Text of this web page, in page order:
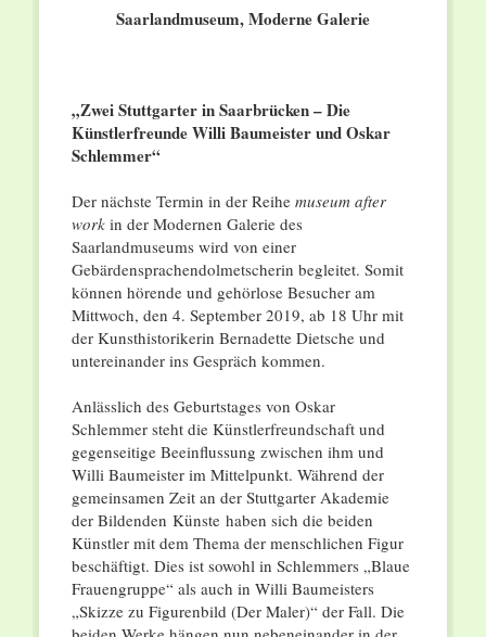
Saarlandmuseum, Moderne Galerie
„Zwei Stuttgarter in Saarbrücken – Die
Künstlerfreunde Willi Baumeister und Oskar
Schlemmer“
Der nächste Termin in der Reihe museum after
workin der Modernen Galerie des
Saarlandmuseums wird von einer
Gebärdensprachendolmetscherin begleitet. Somit
können hörende und gehörlose Besucher am
Mittwoch, den 4. September 2019, ab 18 Uhr mit
der Kunsthistorikerin Bernadette Dietsche und
untereinander ins Gespräch kommen.
Anlässlich des Geburtstages von Oskar
Schlemmer steht die Künstlerfreundschaft und
gegenseitige Beeinflussung zwischen ihm und
Willi Baumeister im Mittelpunkt. Während der
gemeinsamen Zeit an der Stuttgarter Akademie
der Bildenden Künste haben sich die beiden
Künstler mit dem Thema der menschlichen Figur
beschäftigt. Dies ist sowohl in Schlemmers „Blaue
Frauengruppe“ als auch in Willi Baumeisters
„Skizze zu Figurenbild (Der Maler)“ der Fall. Die